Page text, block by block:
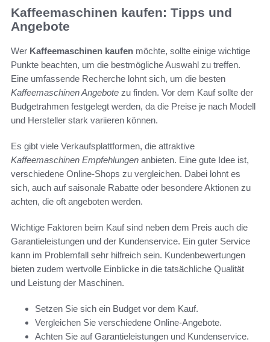
Kaffeemaschinen kaufen: Tipps und
Angebote
Wer Kaffeemaschinen kaufen möchte, sollte einige wichtige
Punkte beachten, um die bestmögliche Auswahl zu treffen.
Eine umfassende Recherche lohnt sich, um die besten
Kaffeemaschinen Angebote zu finden. Vor dem Kauf sollte der
Budgetrahmen festgelegt werden, da die Preise je nach Modell
und Hersteller stark variieren können.
Es gibt viele Verkaufsplattformen, die attraktive
Kaffeemaschinen Empfehlungen anbieten. Eine gute Idee ist,
verschiedene Online-Shops zu vergleichen. Dabei lohnt es
sich, auch auf saisonale Rabatte oder besondere Aktionen zu
achten, die oft angeboten werden.
Wichtige Faktoren beim Kauf sind neben dem Preis auch die
Garantieleistungen und der Kundenservice. Ein guter Service
kann im Problemfall sehr hilfreich sein. Kundenbewertungen
bieten zudem wertvolle Einblicke in die tatsächliche Qualität
und Leistung der Maschinen.
Setzen Sie sich ein Budget vor dem Kauf.
Vergleichen Sie verschiedene Online-Angebote.
Achten Sie auf Garantieleistungen und Kundenservice.